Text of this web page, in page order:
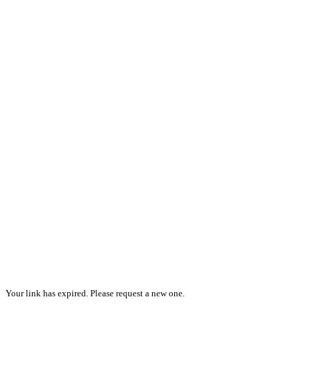
Your link has expired. Please request a new one.